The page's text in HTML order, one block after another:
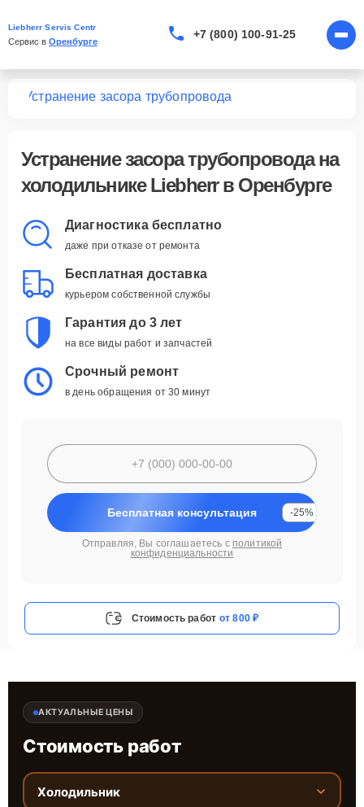
Liebherr Servis Centr
Сервис в Оренбурге
+7 (800) 100-91-25
Устранение засора трубопровода
Устранение засора трубопроводана
холодильнике Liebherr в Оренбурге
Диагностика бесплатно
даже при отказе от ремонта
Бесплатная доставка
курьером собственной службы
Гарантия до 3 лет
на все виды работ и запчастей
Срочный ремонт
в день обращения от 30 минут
Бесплатная консультация -25%
Отправляя, Вы соглашаетесь с политикой
конфиденциальности
Стоимость работ от 800 ₽
АКТУАЛЬНЫЕ ЦЕНЫ
Стоимость работ
Холодильник